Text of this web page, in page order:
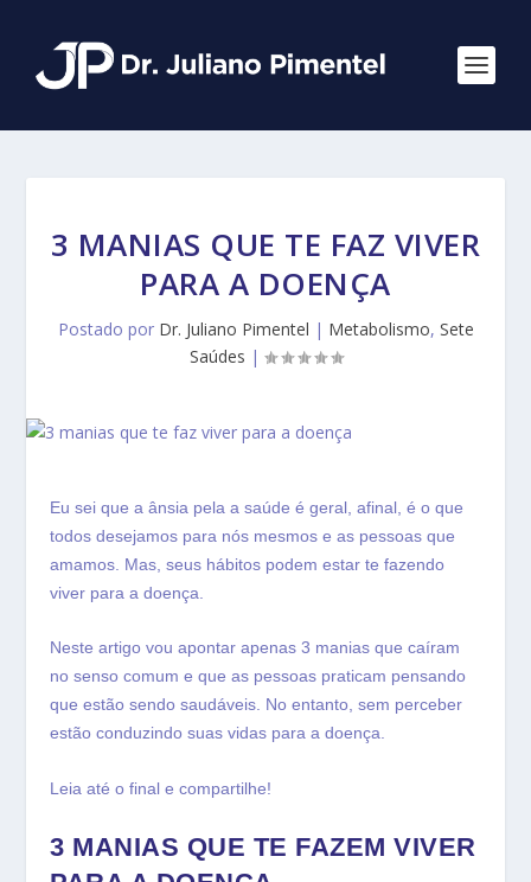
3 MANIAS QUE TE FAZ VIVER
PARA A DOENÇA
Postado por Dr. Juliano Pimentel | Metabolismo, Sete
Saúdes |
Eu sei que a ânsia pela a saúde é geral, afinal, é o que
todos desejamos para nós mesmos e as pessoas que
amamos. Mas, seus hábitos podem estar te fazendo
viver para a doença.
Neste artigo vou apontar apenas 3 manias que caíram
no senso comum e que as pessoas praticam pensando
que estão sendo saudáveis. No entanto, sem perceber
estão conduzindo suas vidas para a doença.
Leia até o final e compartilhe!
3 MANIAS QUE TE FAZEM VIVER